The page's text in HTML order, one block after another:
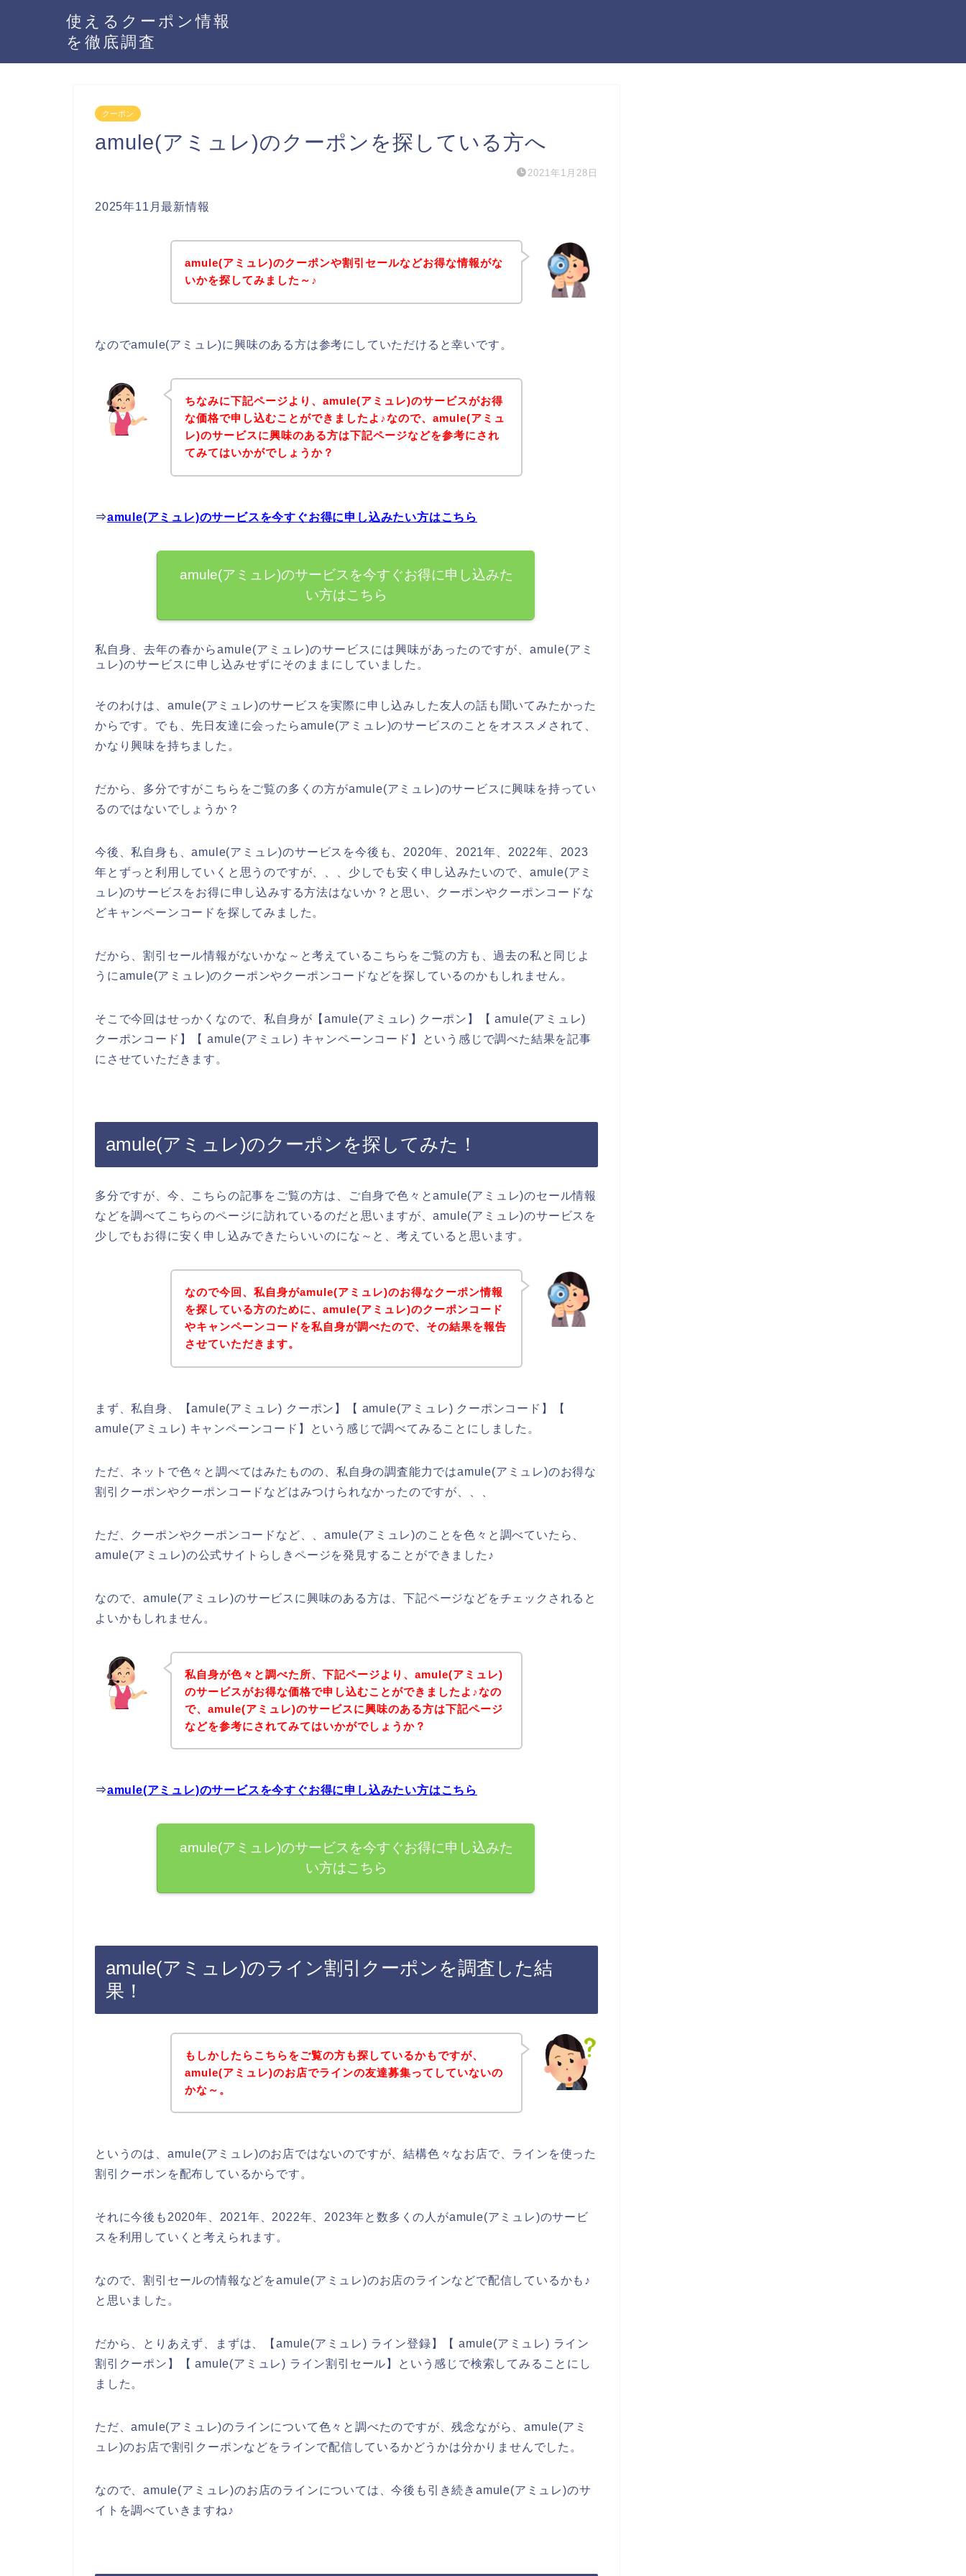
使えるクーポン情報
を徹底調査
クーポン
amule(アミュレ)のクーポンを探している方へ
2021年1月28日
2025年11月最新情報
amule(アミュレ)のクーポンや割引セールなどお得な情報がな
いかを探してみました～♪
なのでamule(アミュレ)に興味のある方は参考にしていただけると幸いです。
ちなみに下記ページより、amule(アミュレ)のサービスがお得
な価格で申し込むことができましたよ♪なので、amule(アミュ
レ)のサービスに興味のある方は下記ページなどを参考にされ
てみてはいかがでしょうか？
⇒amule(アミュレ)のサービスを今すぐお得に申し込みたい方はこちら
amule(アミュレ)のサービスを今すぐお得に申し込みた
い方はこちら
私自身、去年の春からamule(アミュレ)のサービスには興味があったのですが、amule(アミ
ュレ)のサービスに申し込みせずにそのままにしていました。
そのわけは、amule(アミュレ)のサービスを実際に申し込みした友人の話も聞いてみたかった
からです。でも、先日友達に会ったらamule(アミュレ)のサービスのことをオススメされて、
かなり興味を持ちました。
だから、多分ですがこちらをご覧の多くの方がamule(アミュレ)のサービスに興味を持ってい
るのではないでしょうか？
今後、私自身も、amule(アミュレ)のサービスを今後も、2020年、2021年、2022年、2023
年とずっと利用していくと思うのですが、、、少しでも安く申し込みたいので、amule(アミ
ュレ)のサービスをお得に申し込みする方法はないか？と思い、クーポンやクーポンコードな
どキャンペーンコードを探してみました。
だから、割引セール情報がないかな～と考えているこちらをご覧の方も、過去の私と同じよ
うにamule(アミュレ)のクーポンやクーポンコードなどを探しているのかもしれません。
そこで今回はせっかくなので、私自身が【amule(アミュレ) クーポン】【 amule(アミュレ)
クーポンコード】【 amule(アミュレ) キャンペーンコード】という感じで調べた結果を記事
にさせていただきます。
amule(アミュレ)のクーポンを探してみた！
多分ですが、今、こちらの記事をご覧の方は、ご自身で色々とamule(アミュレ)のセール情報
などを調べてこちらのページに訪れているのだと思いますが、amule(アミュレ)のサービスを
少しでもお得に安く申し込みできたらいいのにな～と、考えていると思います。
なので今回、私自身がamule(アミュレ)のお得なクーポン情報
を探している方のために、amule(アミュレ)のクーポンコード
やキャンペーンコードを私自身が調べたので、その結果を報告
させていただきます。
まず、私自身、【amule(アミュレ) クーポン】【 amule(アミュレ) クーポンコード】【
amule(アミュレ) キャンペーンコード】という感じで調べてみることにしました。
ただ、ネットで色々と調べてはみたものの、私自身の調査能力ではamule(アミュレ)のお得な
割引クーポンやクーポンコードなどはみつけられなかったのですが、、、
ただ、クーポンやクーポンコードなど、、amule(アミュレ)のことを色々と調べていたら、
amule(アミュレ)の公式サイトらしきページを発見することができました♪
なので、amule(アミュレ)のサービスに興味のある方は、下記ページなどをチェックされると
よいかもしれません。
私自身が色々と調べた所、下記ページより、amule(アミュレ)
のサービスがお得な価格で申し込むことができましたよ♪なの
で、amule(アミュレ)のサービスに興味のある方は下記ページ
などを参考にされてみてはいかがでしょうか？
⇒amule(アミュレ)のサービスを今すぐお得に申し込みたい方はこちら
amule(アミュレ)のサービスを今すぐお得に申し込みた
い方はこちら
amule(アミュレ)のライン割引クーポンを調査した結
果！
もしかしたらこちらをご覧の方も探しているかもですが、
amule(アミュレ)のお店でラインの友達募集ってしていないの
かな～。
というのは、amule(アミュレ)のお店ではないのですが、結構色々なお店で、ラインを使った
割引クーポンを配布しているからです。
それに今後も2020年、2021年、2022年、2023年と数多くの人がamule(アミュレ)のサービ
スを利用していくと考えられます。
なので、割引セールの情報などをamule(アミュレ)のお店のラインなどで配信しているかも♪
と思いました。
だから、とりあえず、まずは、【amule(アミュレ) ライン登録】【 amule(アミュレ) ライン
割引クーポン】【 amule(アミュレ) ライン割引セール】という感じで検索してみることにし
ました。
ただ、amule(アミュレ)のラインについて色々と調べたのですが、残念ながら、amule(アミ
ュレ)のお店で割引クーポンなどをラインで配信しているかどうかは分かりませんでした。
なので、amule(アミュレ)のお店のラインについては、今後も引き続きamule(アミュレ)のサ
イトを調べていきますね♪